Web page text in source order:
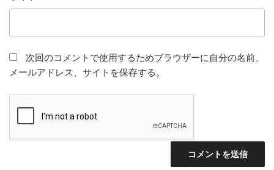
次回のコメントで使用するためブラウザーに自分の名前、
メールアドレス、サイトを保存する。